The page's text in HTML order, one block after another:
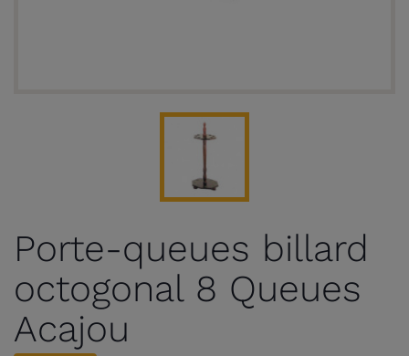
Porte-queues billard
octogonal 8 Queues
Acajou